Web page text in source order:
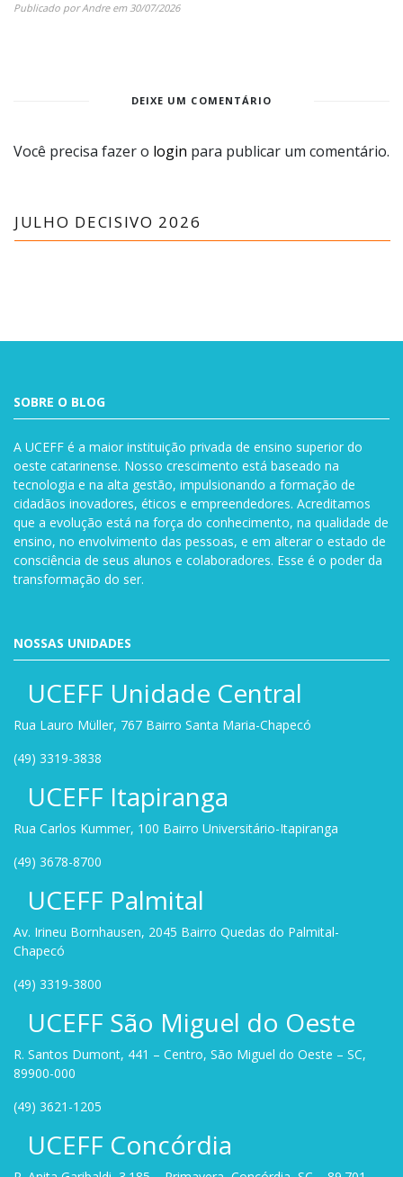
Publicado porAndreem30/07/2026
DEIXE UM COMENTÁRIO
Você precisa fazer o login para publicar um comentário.
JULHO DECISIVO 2026
SOBRE O BLOG
A UCEFF é a maior instituição privada de ensino superior do
oeste catarinense. Nosso crescimento está baseado na
tecnologia e na alta gestão, impulsionando a formação de
cidadãos inovadores, éticos e empreendedores. Acreditamos
que a evolução está na força do conhecimento, na qualidade de
ensino, no envolvimento das pessoas, e em alterar o estado de
consciência de seus alunos e colaboradores. Esse é o poder da
transformação do ser.
NOSSAS UNIDADES
UCEFF Unidade Central
Rua Lauro Müller, 767 Bairro Santa Maria-Chapecó
(49) 3319-3838
UCEFF Itapiranga
Rua Carlos Kummer, 100 Bairro Universitário-Itapiranga
(49) 3678-8700
UCEFF Palmital
Av. Irineu Bornhausen, 2045 Bairro Quedas do Palmital-
Chapecó
(49) 3319-3800
UCEFF São Miguel do Oeste
R. Santos Dumont, 441 – Centro, São Miguel do Oeste – SC,
89900-000
(49) 3621-1205
UCEFF Concórdia